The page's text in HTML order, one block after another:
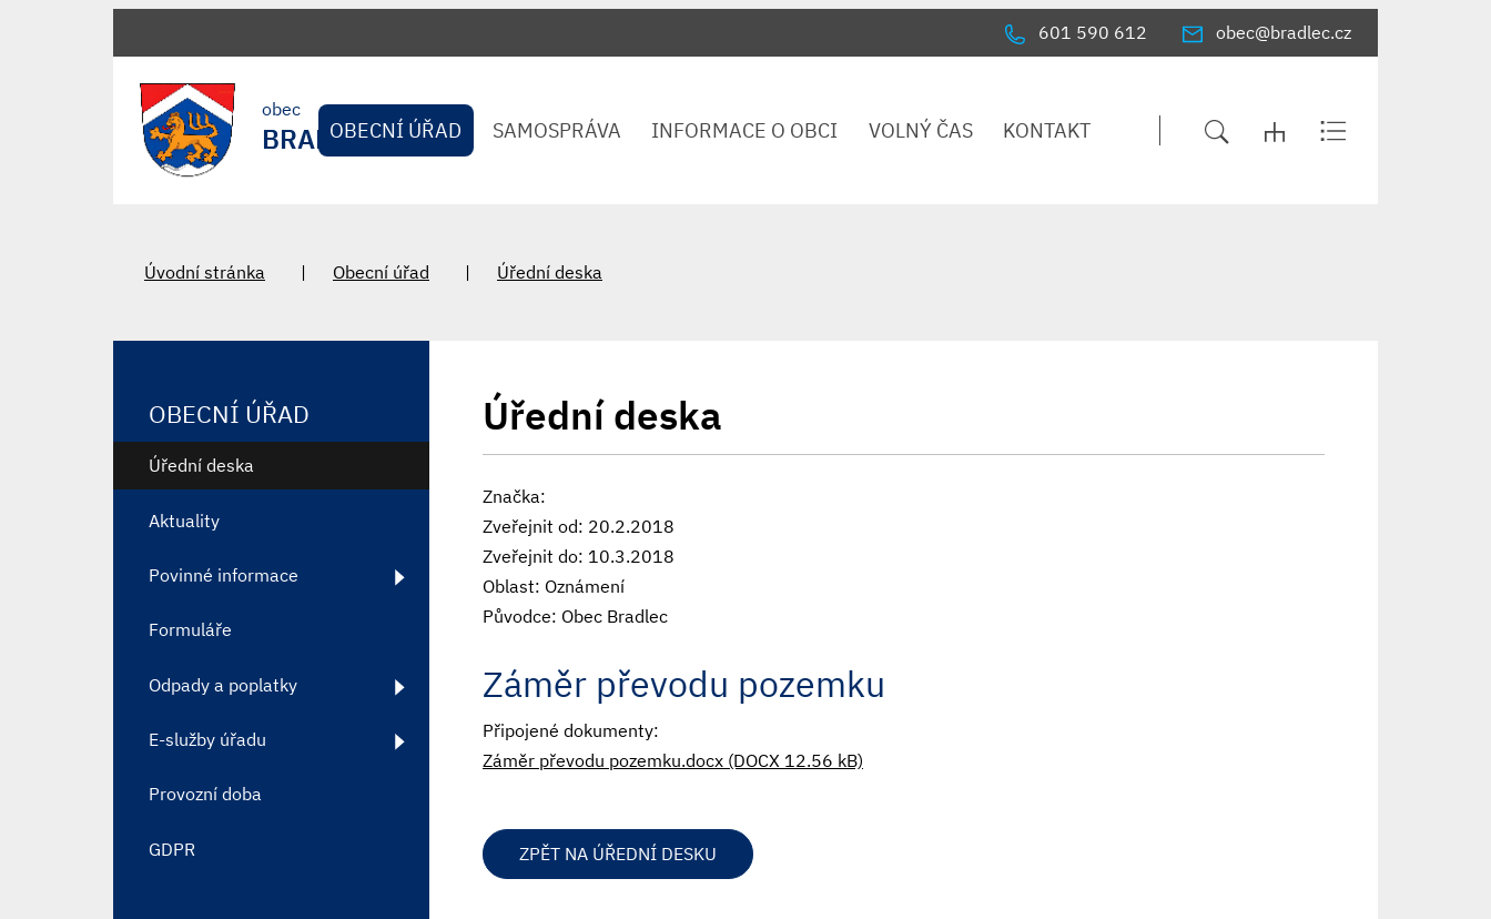
601 590 612 obec@bradlec.cz
obec
BRADLECOBECNÍ ÚŘAD SAMOSPRÁVA INFORMACE O OBCI VOLNÝ ČAS KONTAKT
Úvodní stránka Obecní úřad Úřední deska
Úřední deska
Značka:
Zveřejnit od: 20.2.2018
Zveřejnit do: 10.3.2018
Oblast: Oznámení
Původce: Obec Bradlec
Záměr převodu pozemku
Připojené dokumenty:
Záměr převodu pozemku.docx (DOCX 12.56 kB)
ZPĚT NA ÚŘEDNÍ DESKU
OBECNÍ ÚŘAD
Úřední deska
Aktuality
Povinné informace
Formuláře
Odpady a poplatky
E-služby úřadu
Provozní doba
GDPR